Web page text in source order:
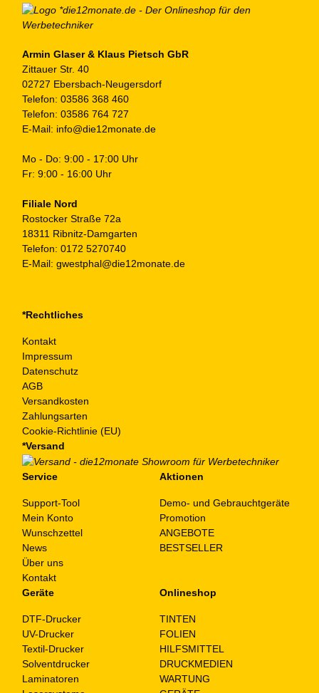
Armin Glaser & Klaus Pietsch GbR
Zittauer Str. 40
02727 Ebersbach-Neugersdorf
Telefon: 03586 368 460
Telefon: 03586 764 727
E-Mail: info@die12monate.de
Mo - Do: 9:00 - 17:00 Uhr
Fr: 9:00 - 16:00 Uhr
Filiale Nord
Rostocker Straße 72a
18311 Ribnitz-Damgarten
Telefon: 0172 5270740
E-Mail: gwestphal@die12monate.de
*Rechtliches
Kontakt
Impressum
Datenschutz
AGB
Versandkosten
Zahlungsarten
Cookie-Richtlinie (EU)
*Versand
Service
Support-Tool
Mein Konto
Wunschzettel
News
Über uns
Kontakt
Aktionen
Demo- und Gebrauchtgeräte
Promotion
ANGEBOTE
BESTSELLER
Geräte
DTF-Drucker
UV-Drucker
Textil-Drucker
Solventdrucker
Laminatoren
Onlineshop
TINTEN
FOLIEN
HILFSMITTEL
DRUCKMEDIEN
WARTUNG